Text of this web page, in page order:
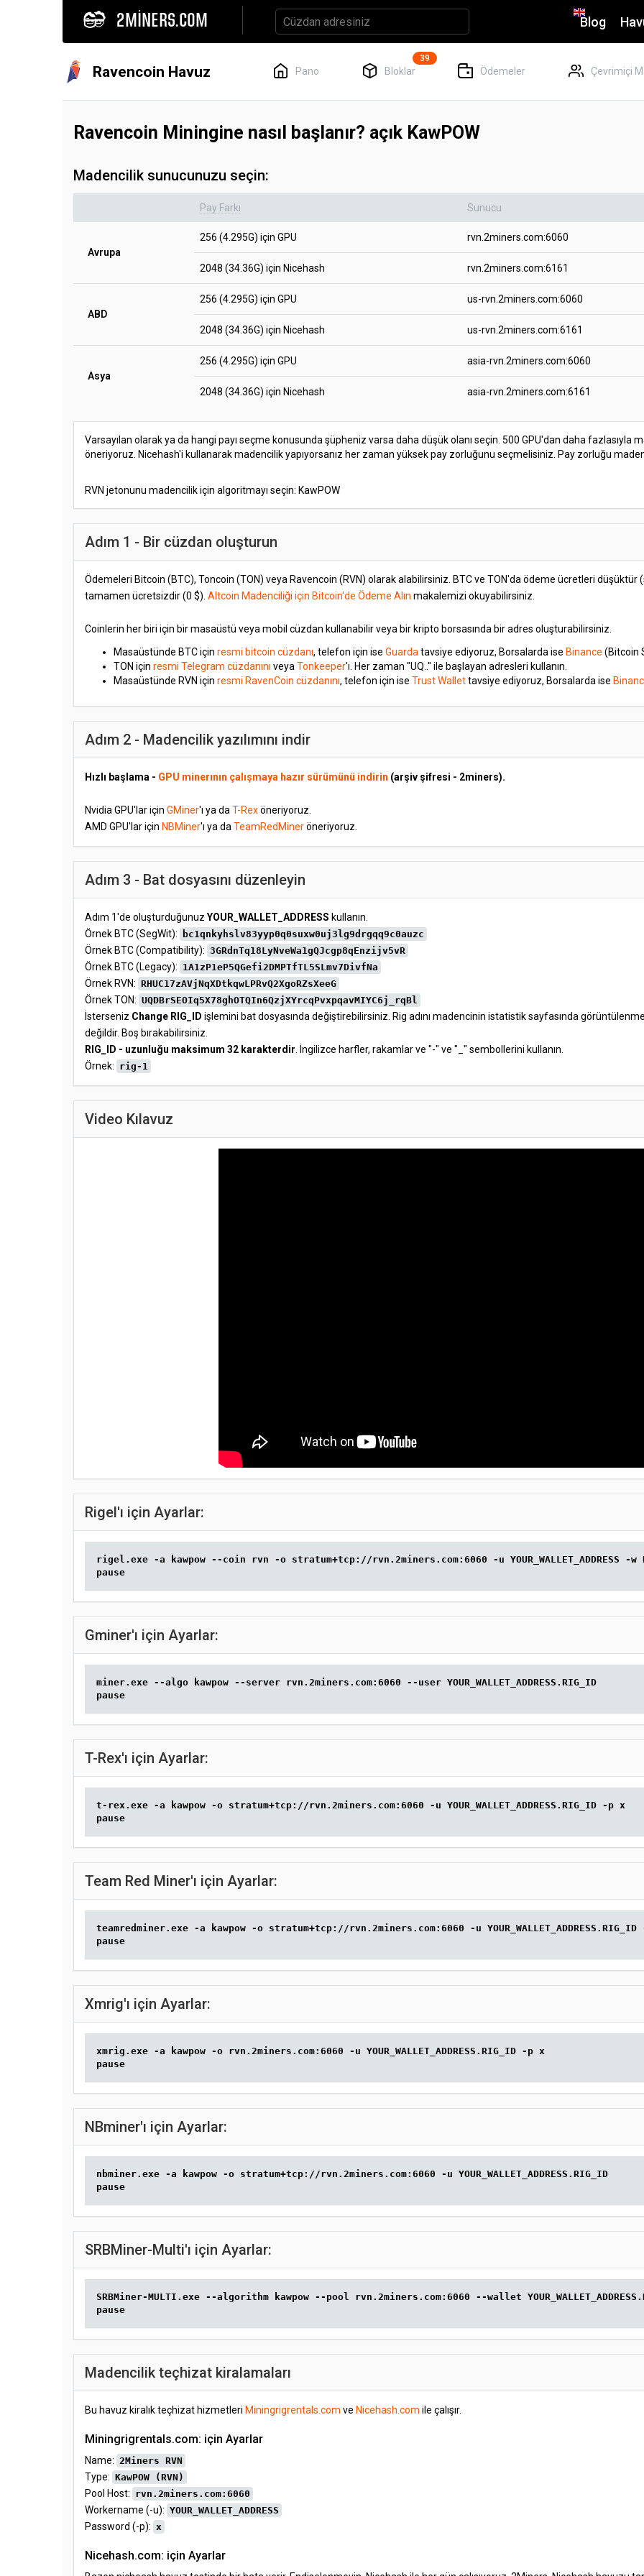
2MINERS.COM Blog
Ravencoin Havuz Pano Bloklar
39
Ödemeler Çevrimiçi
Ravencoin Miningine nasıl başlanır? açık KawPOW
Madencilik sunucunuzu seçin:
Pay Farkı Sunucu
Avrupa
256 (4.295G) için GPU rvn.2miners.com:6060
2048 (34.36G) için Nicehash rvn.2miners.com:6161
ABD
256 (4.295G) için GPU us-rvn.2miners.com:6060
2048 (34.36G) için Nicehash us-rvn.2miners.com:6161
Asya
256 (4.295G) için GPU asia-rvn.2miners.com:6060
2048 (34.36G) için Nicehash asia-rvn.2miners.com:6161
Varsayılan olarak ya da hangi payı seçme konusunda şüpheniz varsa daha düşük olanı seçin. 500 GPU'dan daha fazlasıyla
öneriyoruz. Nicehash'i kullanarak madencilik yapıyorsanız her zaman yüksek pay zorluğunu seçmelisiniz. Pay zorluğu
RVN jetonunu madencilik için algoritmayı seçin: KawPOW
Adım 1 - Bir cüzdan oluşturun
Ödemeleri Bitcoin (BTC), Toncoin (TON) veya Ravencoin (RVN) olarak alabilirsiniz. BTC ve TON'da ödeme ücretleri düşüktür
tamamen ücretsizdir (0 $). Altcoin Madenciliği için Bitcoin'de Ödeme Alın makalemizi okuyabilirsiniz.
Coinlerin her biri için bir masaüstü veya mobil cüzdan kullanabilir veya bir kripto borsasında bir adres oluşturabilirsiniz.
Masaüstünde BTC için resmi bitcoin cüzdanı, telefon için ise Guarda tavsiye ediyoruz, Borsalarda ise Binance (Bitcoin
TON için resmi Telegram cüzdanını veya Tonkeeper'ı. Her zaman "UQ.." ile başlayan adresleri kullanın.
Masaüstünde RVN için resmi RavenCoin cüzdanını, telefon için ise Trust Wallettavsiye ediyoruz, Borsalarda ise
Adım 2 - Madencilik yazılımını indir
Hızlı başlama - GPU minerının çalışmaya hazır sürümünü indirin (arşiv şifresi - 2miners).
Nvidia GPU'lar için GMiner'ı ya da T-Rexöneriyoruz.
AMD GPU'lar için NBMiner'ı ya da TeamRedMineröneriyoruz.
Adım 3 - Bat dosyasını düzenleyin
Adım 1'de oluşturduğunuz YOUR_WALLET_ADDRESS kullanın.
Örnek BTC (SegWit):
bc1qnkyhslv83yyp0q0suxw0uj3lg9drgqq9c0auzc
Örnek BTC (Compatibility): 3GRdnTq18LyNveWa1gQJcgp8qEnzijv5vR
Örnek BTC (Legacy): 1A1zP1eP5QGefi2DMPTfTL5SLmv7DivfNa
Örnek RVN: RHUC17zAVjNqXDtkqwLPRvQ2XgoRZsXeeG
Örnek TON: UQDBrSEOIq5X78ghOTQIn6QzjXYrcqPvxpqavMIYC6j_rqBl
İsterseniz Change RIG_ID işlemini bat dosyasında değiştirebilirsiniz. Rig adını madencinin istatistik sayfasında
değildir. Boş bırakabilirsiniz.
RIG_ID - uzunluğu maksimum 32 karakterdir . İngilizce harfler, rakamlar ve "-" ve "_" sembollerini kullanın.
Örnek: rig-1
Video Kılavuz
Rigel'ı için Ayarlar:
rigel.exe -a kawpow --coin rvn -o stratum+tcp://rvn.2miners.com:6060 -u YOUR_WALLET_ADDRESS -w
pause
Gminer'ı için Ayarlar:
miner.exe --algo kawpow --server rvn.2miners.com:6060 --user YOUR_WALLET_ADDRESS.RIG_ID
pause
T-Rex'ı için Ayarlar:
t-rex.exe -a kawpow -o stratum+tcp://rvn.2miners.com:6060 -u YOUR_WALLET_ADDRESS.RIG_ID -p x
pause
Team Red Miner'ı için Ayarlar:
teamredminer.exe -a kawpow -o stratum+tcp://rvn.2miners.com:6060 -u
pause
Xmrig'ı için Ayarlar:
xmrig.exe -a kawpow -o rvn.2miners.com:6060 -u YOUR_WALLET_ADDRESS.RIG_ID -p x
pause
NBminer'ı için Ayarlar:
nbminer.exe -a kawpow -o stratum+tcp://rvn.2miners.com:6060 -u YOUR_WALLET_ADDRESS.RIG_ID
pause
SRBMiner-Multi'ı için Ayarlar:
SRBMiner-MULTI.exe --algorithm kawpow --pool rvn.2miners.com:6060 --wallet
pause
Madencilik teçhizat kiralamaları
Bu havuz kiralık teçhizat hizmetleri Miningrigrentals.com ve Nicehash.com ile çalışır.
Miningrigrentals.com: için Ayarlar
Name: 2Miners RVN
Type: KawPOW (RVN)
Pool Host: rvn.2miners.com:6060
Workername (-u): YOUR_WALLET_ADDRESS
Password (-p): x
Nicehash.com: için Ayarlar